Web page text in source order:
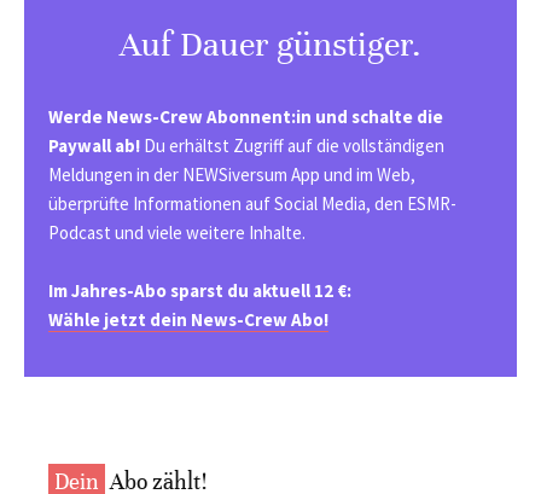
Auf Dauer günstiger.
Werde News-Crew Abonnent:in und schalte die
Paywall ab! Du erhältst Zugriff auf die vollständigen
Meldungen in der NEWSiversum App und im Web,
überprüfte Informationen auf Social Media, den ESMR-
Podcast und viele weitere Inhalte.
Im Jahres-Abo sparst du aktuell 12 €:
Wähle jetzt dein News-Crew Abo!
Dein Abo zählt!